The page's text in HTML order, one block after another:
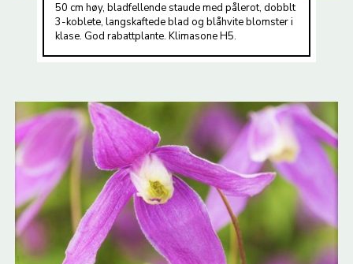
50 cm høy, bladfellende staude med pålerot, dobblt
3-koblete, langskaftede blad og blåhvite blomster i
klase. God rabattplante. Klimasone H5.